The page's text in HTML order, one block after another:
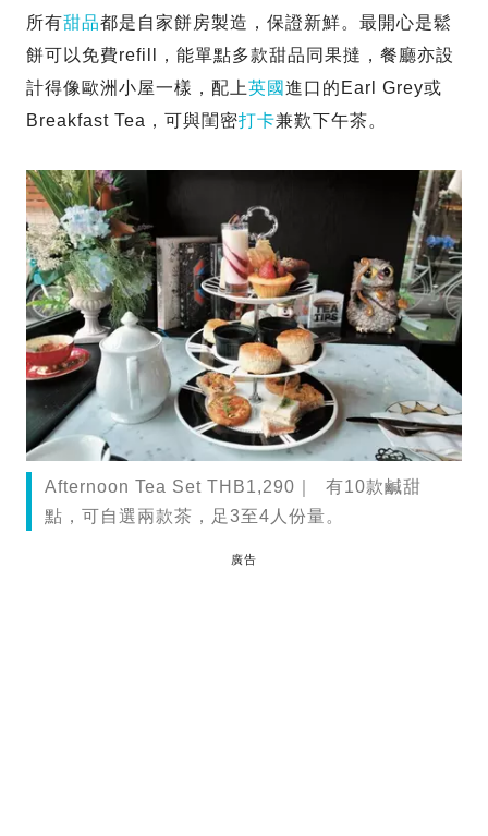
所有甜品都是自家餅房製造，保證新鮮。最開心是鬆
餅可以免費refill，能單點多款甜品同果撻，餐廳亦設
計得像歐洲小屋一樣，配上英國進口的Earl Grey或
Breakfast Tea，可與閨密打卡兼歎下午茶。
Afternoon Tea Set THB1,290｜ 有10款鹹甜
點，可自選兩款茶，足3至4人份量。
廣告